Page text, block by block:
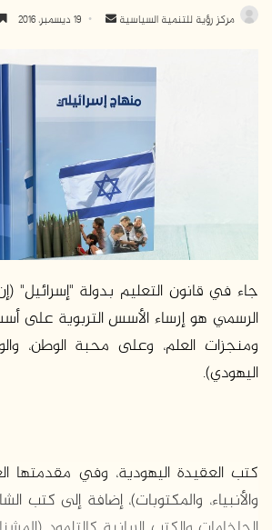
مركز رؤية للتنمية السياسية
س
ل
ب
د
ا
إ
ل
ك
و
ن
19 ديسمبر، 2016
جاء في قانون التعليم بدولة "إسرائيل"
الرسمي هو إرساء الأسس التربوية على
ومنجزات العلم، وعلى محبة الوطن،
اليهودي).
كتب العقيدة اليهودية، وفي مقدمتها
والأنبياء، والمكتوبات)، إضافة إلى كتب